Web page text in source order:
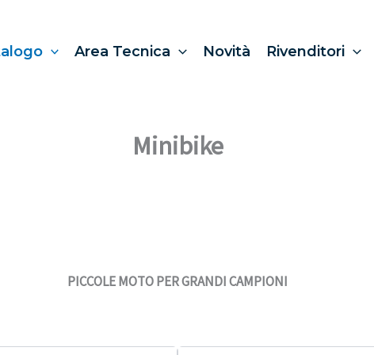
Area Tecnica Novità Rivenditori
Minibike
PICCOLE MOTO PER GRANDI CAMPIONI